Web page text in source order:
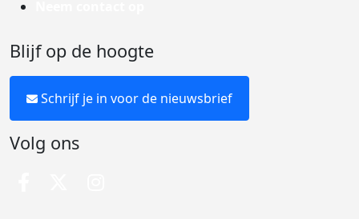
Blijf op de hoogte
Schrijf je in voor de nieuwsbrief
Volg ons